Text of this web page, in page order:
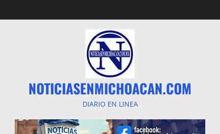
al
NOTICIASENMICHOACAN.COM
DIARIO EN LINEA